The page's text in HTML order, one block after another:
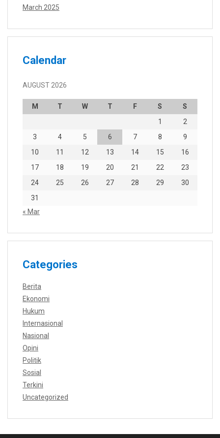
March 2025
Calendar
AUGUST 2026
M T W T F S
S
1
2
3
4 5 6 7 8
9
10
11 12 13 14 15
16
17
18 19 20 21 22
23
24
25 26 27 28 29
30
31
« Mar
Categories
Berita
Ekonomi
Hukum
Internasional
Nasional
Opini
Politik
Sosial
Terkini
Uncategorized